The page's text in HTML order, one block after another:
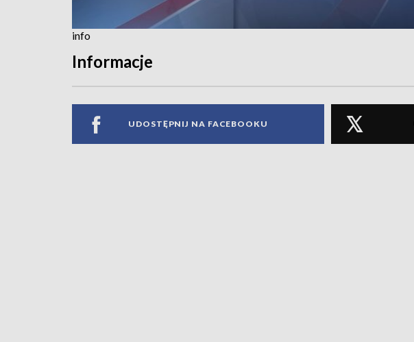
info
Informacje
UDOSTĘPNIJ NA FACEBOOKU